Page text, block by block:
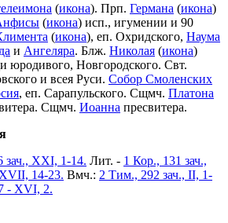
(икона). Прп. Германа (икона)
(икона) исп., игумении и 90
(икона), еп. Охридского, Наума
и Ангеляра. Блж. Николая (икона)
юродивого, Новгородского. Свт.
и всея Руси. Собор Смоленских
, еп. Сарапульского. Сщмч. Платона
Сщмч. Иоанна пресвитера.
зач., XXI, 1-14. Лит. - 1 Кор., 131 зач.,
14-23. Вмч.: 2 Тим., 292 зач., II, 1-
- XVI, 2.